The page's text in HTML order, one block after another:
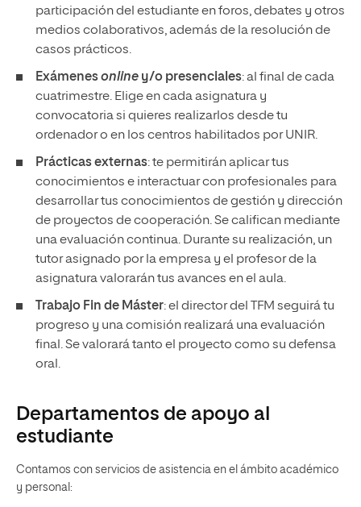
participación del estudiante en foros, debates y otros
medios colaborativos, además de la resolución de
casos prácticos.
Exámenesonline y/o presenciales: al final de cada
cuatrimestre. Elige en cada asignatura y
convocatoria si quieres realizarlos desde tu
ordenador o en los centros habilitados por UNIR.
Prácticas externas: te permitirán aplicar tus
conocimientos e interactuar con profesionales para
desarrollar tus conocimientos de gestión y dirección
de proyectos de cooperación. Se califican mediante
una evaluación continua. Durante su realización, un
tutor asignado por la empresa y el profesor de la
asignatura valorarán tus avances en el aula.
Trabajo Fin de Máster: el director del TFM seguirá tu
progreso y una comisión realizará una evaluación
final. Se valorará tanto el proyecto como su defensa
oral.
Departamentos de apoyo al
estudiante
Contamos con servicios de asistencia en el ámbito académico
y personal: